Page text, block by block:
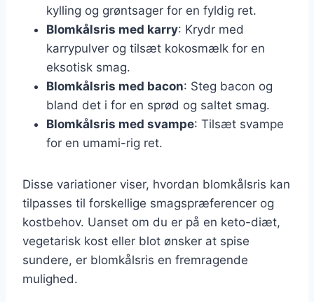
kylling og grøntsager for en fyldig ret.
Blomkålsris med karry: Krydr med
karrypulver og tilsæt kokosmælk for en
eksotisk smag.
Blomkålsris med bacon: Steg bacon og
bland det i for en sprød og saltet smag.
Blomkålsris med svampe: Tilsæt svampe
for en umami-rig ret.
Disse variationer viser, hvordan blomkålsris kan
tilpasses til forskellige smagspræferencer og
kostbehov. Uanset om du er på en keto-diæt,
vegetarisk kost eller blot ønsker at spise
sundere, er blomkålsris en fremragende
mulighed.